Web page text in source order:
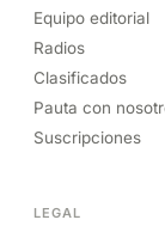
Equipo editorial
Radios
Clasificados
Pauta con
Suscripciones
LEGAL